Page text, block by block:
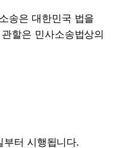
송은 대한민국 법을
할은 민사소송법상의
터 시행됩니다.